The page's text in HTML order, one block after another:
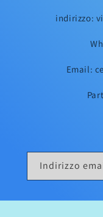
indirizzo:
Email:
Indirizzo